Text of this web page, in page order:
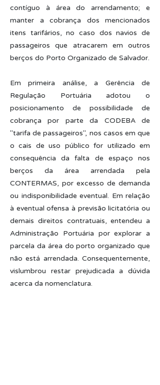
contíguo à área do arrendamento; e
manter a cobrança dos mencionados
itens tarifários, no caso dos navios de
passageiros que atracarem em outros
berços do Porto Organizado de Salvador.
Em primeira análise, a Gerência de
Regulação Portuária adotou o
posicionamento de possibilidade de
cobrança por parte da CODEBA de
"tarifa de passageiros", nos casos em que
o cais de uso público for utilizado em
consequência da falta de espaço nos
berços da área arrendada pela
CONTERMAS, por excesso de demanda
ou indisponibilidade eventual. Em relação
à eventual ofensa à previsão licitatória ou
demais direitos contratuais, entendeu a
Administração Portuária por explorar a
parcela da área do porto organizado que
não está arrendada. Consequentemente,
vislumbrou restar prejudicada a dúvida
acerca da nomenclatura.